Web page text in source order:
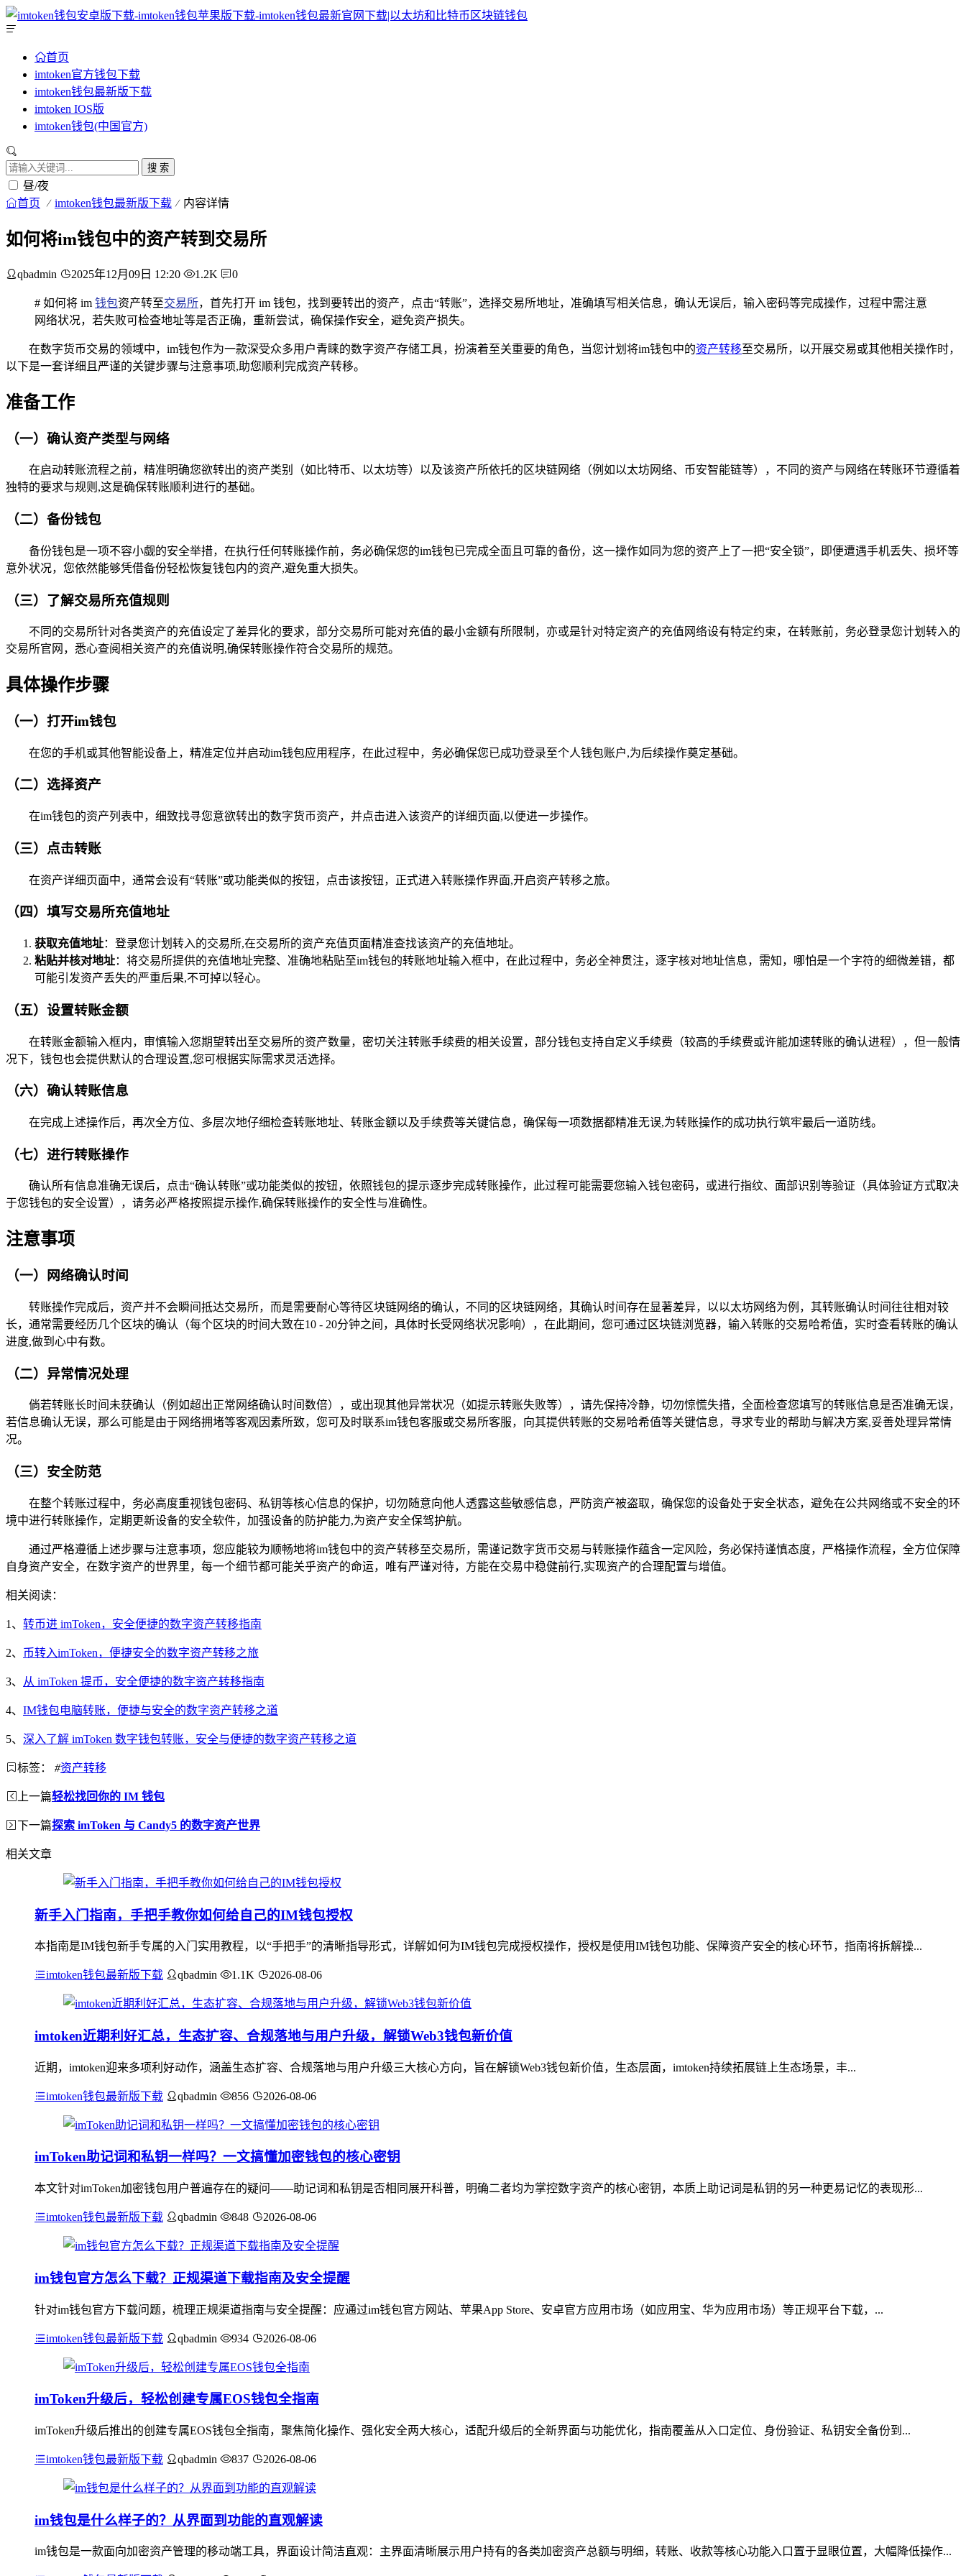
首页
imtoken官方钱包下载
imtoken钱包最新版下载
imtoken IOS版
imtoken钱包(中国官方)
搜 索
昼/夜
首页 imtoken钱包最新版下载 内容详情
如何将im钱包中的资产转到交易所
qbadmin 2025年12月09日 12:20 1.2K 0
# 如何将 im 钱包资产转至交易所，首先打开 im 钱包，找到要转出的资产，点击“转账”，选择交易所地址，准确填写相关信息，确认无误后，输入密码等完成操作，过程中需注意
网络状况，若失败可检查地址等是否正确，重新尝试，确保操作安全，避免资产损失。
在数字货币交易的领域中，im钱包作为一款深受众多用户青睐的数字资产存储工具，扮演着至关重要的角色，当您计划将im钱包中的资产转移至交易所，以开展交易或其他相关操作时，
以下是一套详细且严谨的关键步骤与注意事项,助您顺利完成资产转移。
准备工作
（一）确认资产类型与网络
在启动转账流程之前，精准明确您欲转出的资产类别（如比特币、以太坊等）以及该资产所依托的区块链网络（例如以太坊网络、币安智能链等），不同的资产与网络在转账环节遵循着
独特的要求与规则,这是确保转账顺利进行的基础。
（二）备份钱包
备份钱包是一项不容小觑的安全举措，在执行任何转账操作前，务必确保您的im钱包已完成全面且可靠的备份，这一操作如同为您的资产上了一把“安全锁”，即便遭遇手机丢失、损坏等
意外状况，您依然能够凭借备份轻松恢复钱包内的资产,避免重大损失。
（三）了解交易所充值规则
不同的交易所针对各类资产的充值设定了差异化的要求，部分交易所可能对充值的最小金额有所限制，亦或是针对特定资产的充值网络设有特定约束，在转账前，务必登录您计划转入的
交易所官网，悉心查阅相关资产的充值说明,确保转账操作符合交易所的规范。
具体操作步骤
（一）打开im钱包
在您的手机或其他智能设备上，精准定位并启动im钱包应用程序，在此过程中，务必确保您已成功登录至个人钱包账户,为后续操作奠定基础。
（二）选择资产
在im钱包的资产列表中，细致找寻您意欲转出的数字货币资产，并点击进入该资产的详细页面,以便进一步操作。
（三）点击转账
在资产详细页面中，通常会设有“转账”或功能类似的按钮，点击该按钮，正式进入转账操作界面,开启资产转移之旅。
（四）填写交易所充值地址
获取充值地址：登录您计划转入的交易所,在交易所的资产充值页面精准查找该资产的充值地址。
粘贴并核对地址：将交易所提供的充值地址完整、准确地粘贴至im钱包的转账地址输入框中，在此过程中，务必全神贯注，逐字核对地址信息，需知，哪怕是一个字符的细微差错，都
可能引发资产丢失的严重后果,不可掉以轻心。
（五）设置转账金额
在转账金额输入框内，审慎输入您期望转出至交易所的资产数量，密切关注转账手续费的相关设置，部分钱包支持自定义手续费（较高的手续费或许能加速转账的确认进程），但一般情
况下，钱包也会提供默认的合理设置,您可根据实际需求灵活选择。
（六）确认转账信息
在完成上述操作后，再次全方位、多层次地仔细检查转账地址、转账金额以及手续费等关键信息，确保每一项数据都精准无误,为转账操作的成功执行筑牢最后一道防线。
（七）进行转账操作
确认所有信息准确无误后，点击“确认转账”或功能类似的按钮，依照钱包的提示逐步完成转账操作，此过程可能需要您输入钱包密码，或进行指纹、面部识别等验证（具体验证方式取决
于您钱包的安全设置），请务必严格按照提示操作,确保转账操作的安全性与准确性。
注意事项
（一）网络确认时间
转账操作完成后，资产并不会瞬间抵达交易所，而是需要耐心等待区块链网络的确认，不同的区块链网络，其确认时间存在显著差异，以以太坊网络为例，其转账确认时间往往相对较
长，通常需要经历几个区块的确认（每个区块的时间大致在10 - 20分钟之间，具体时长受网络状况影响），在此期间，您可通过区块链浏览器，输入转账的交易哈希值，实时查看转账的确认
进度,做到心中有数。
（二）异常情况处理
倘若转账长时间未获确认（例如超出正常网络确认时间数倍），或出现其他异常状况（如提示转账失败等），请先保持冷静，切勿惊慌失措，全面检查您填写的转账信息是否准确无误，
若信息确认无误，那么可能是由于网络拥堵等客观因素所致，您可及时联系im钱包客服或交易所客服，向其提供转账的交易哈希值等关键信息，寻求专业的帮助与解决方案,妥善处理异常情
况。
（三）安全防范
在整个转账过程中，务必高度重视钱包密码、私钥等核心信息的保护，切勿随意向他人透露这些敏感信息，严防资产被盗取，确保您的设备处于安全状态，避免在公共网络或不安全的环
境中进行转账操作，定期更新设备的安全软件，加强设备的防护能力,为资产安全保驾护航。
通过严格遵循上述步骤与注意事项，您应能较为顺畅地将im钱包中的资产转移至交易所，需谨记数字货币交易与转账操作蕴含一定风险，务必保持谨慎态度，严格操作流程，全方位保障
自身资产安全，在数字资产的世界里，每一个细节都可能关乎资产的命运，唯有严谨对待，方能在交易中稳健前行,实现资产的合理配置与增值。
相关阅读：
1、 转币进 imToken，安全便捷的数字资产转移指南
2、 币转入imToken，便捷安全的数字资产转移之旅
3、 从 imToken 提币，安全便捷的数字资产转移指南
4、 IM钱包电脑转账，便捷与安全的数字资产转移之道
5、 深入了解 imToken 数字钱包转账，安全与便捷的数字资产转移之道
标签： #资产转移
上一篇轻松找回你的 IM 钱包
下一篇探索 imToken 与 Candy5 的数字资产世界
相关文章
新手入门指南，手把手教你如何给自己的IM钱包授权
本指南是IM钱包新手专属的入门实用教程，以“手把手”的清晰指导形式，详解如何为IM钱包完成授权操作，授权是使用IM钱包功能、保障资产安全的核心环节，指南将拆解操...
imtoken钱包最新版下载 qbadmin 1.1K 2026-08-06
imtoken近期利好汇总，生态扩容、合规落地与用户升级，解锁Web3钱包新价值
近期，imtoken迎来多项利好动作，涵盖生态扩容、合规落地与用户升级三大核心方向，旨在解锁Web3钱包新价值，生态层面，imtoken持续拓展链上生态场景，丰...
imtoken钱包最新版下载 qbadmin 856 2026-08-06
imToken助记词和私钥一样吗？一文搞懂加密钱包的核心密钥
本文针对imToken加密钱包用户普遍存在的疑问——助记词和私钥是否相同展开科普，明确二者均为掌控数字资产的核心密钥，本质上助记词是私钥的另一种更易记忆的表现形...
imtoken钱包最新版下载 qbadmin 848 2026-08-06
im钱包官方怎么下载？正规渠道下载指南及安全提醒
针对im钱包官方下载问题，梳理正规渠道指南与安全提醒：应通过im钱包官方网站、苹果App Store、安卓官方应用市场（如应用宝、华为应用市场）等正规平台下载，...
imtoken钱包最新版下载 qbadmin 934 2026-08-06
imToken升级后，轻松创建专属EOS钱包全指南
imToken升级后推出的创建专属EOS钱包全指南，聚焦简化操作、强化安全两大核心，适配升级后的全新界面与功能优化，指南覆盖从入口定位、身份验证、私钥安全备份到...
imtoken钱包最新版下载 qbadmin 837 2026-08-06
im钱包是什么样子的？从界面到功能的直观解读
im钱包是一款面向加密资产管理的移动端工具，界面设计简洁直观：主界面清晰展示用户持有的各类加密资产总额与明细，转账、收款等核心功能入口置于显眼位置，大幅降低操作...